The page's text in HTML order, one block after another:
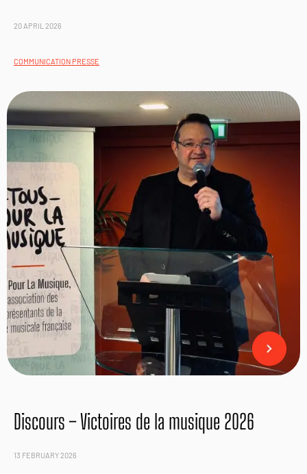
20 APRIL 2026
COMMUNICATION PRESSE
Discours – Victoires de la musique 2026
13 FEBRUARY 2026